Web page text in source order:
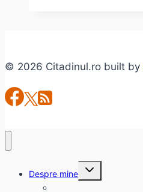
© 2026 Citadinul.ro built by
Despre mine
Toggle